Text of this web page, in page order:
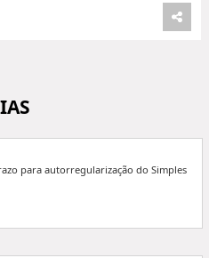
para autorregularização do Simples